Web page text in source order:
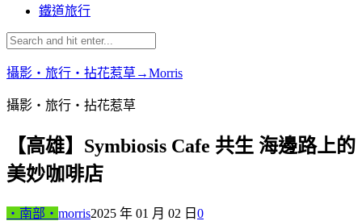
鐵道旅行
攝影‧旅行‧拈花惹草→Morris
攝影‧旅行‧拈花惹草
【高雄】Symbiosis Cafe 共生 海邊路上的
美妙咖啡店
‧南部‧ morris2025 年 01 月 02 日 0